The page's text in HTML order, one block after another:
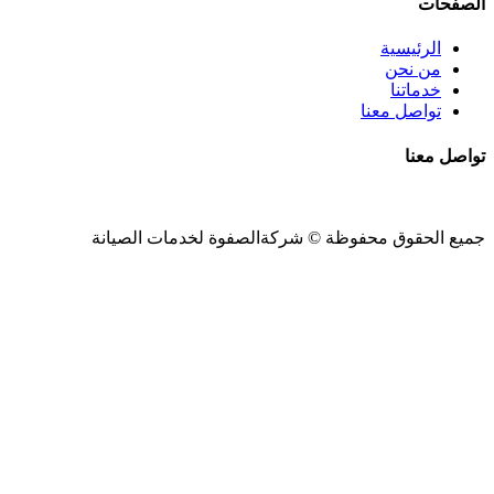
الصفحات
الرئيسية
من نحن
خدماتنا
تواصل معنا
تواصل معنا
جميع الحقوق محفوظة © شركةالصفوة لخدمات الصيانة